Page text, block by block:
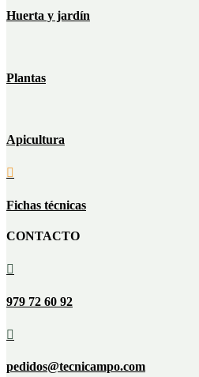
Huerta y jardín
Plantas
Apicultura

Fichas técnicas
CONTACTO

979 72 60 92

pedidos@tecnicampo.com